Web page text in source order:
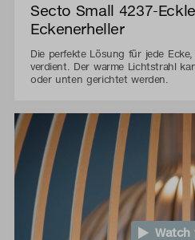
Secto Small 4237-
Eckenerheller
Die perfekte Lösung für jede
verdient. Der warme Lichtstrahl
oder unten gerichtet werden.
Watch